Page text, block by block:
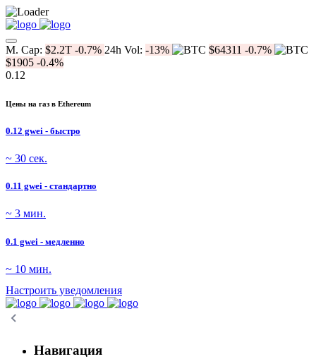
M. Cap: $2.2T -0.7% 24h Vol: -13% $64311 -0.7%
$1905 -0.4%
0.12
Цены на газ в Ethereum
0.12 gwei - быстро
~ 30 сек.
0.11 gwei - стандартно
~ 3 мин.
0.1 gwei - медленно
~ 10 мин.
Настроить уведомления
Навигация